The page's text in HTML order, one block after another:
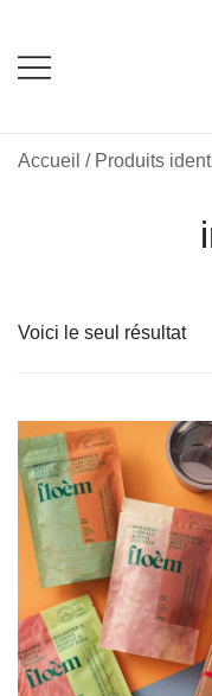
content
Accueil / Produits
Voici le seul résultat